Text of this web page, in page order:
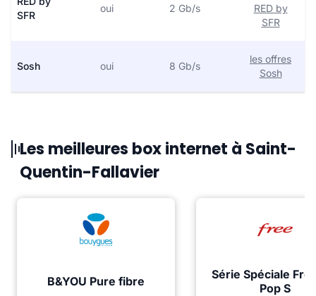
SFR
oui 2 Gb/s
RED by
SFR
Sosh oui 8 Gb/s
les offres
Sosh
Les meilleures box internet à Saint-
Quentin-Fallavier
B&YOU Pure fibre
Série Spéciale
Pop S